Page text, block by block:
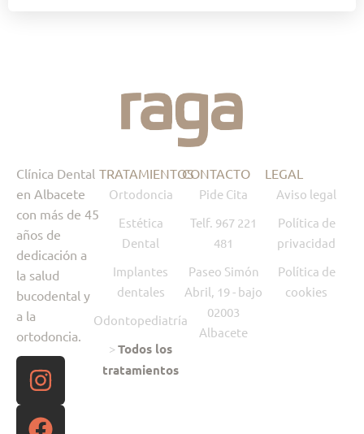
Clínica Dental
en Albacete
con más de 45
años de
dedicación a
la salud
bucodental y
a la
ortodoncia.
TRATAMIENTOS
Ortodoncia
Estética
Dental
Implantes
dentales
Odontopediatría
>Todos los
tratamientos
CONTACTO
Pide Cita
Telf. 967 221
481
Paseo Simón
Abril, 19 - bajo
02003
Albacete
LEGAL
Aviso legal
Política de
privacidad
Política de
cookies